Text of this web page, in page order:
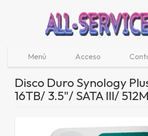
Menú Acceso
Disco Duro Synology
16TB/ 3.5"/ SATA III/